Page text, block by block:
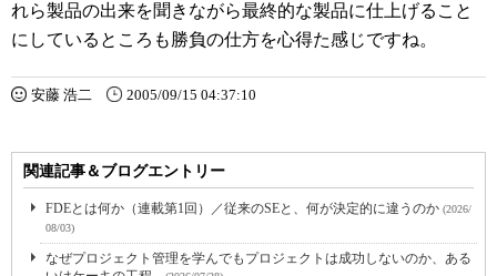
れら製品の出来を聞きながら最終的な製品に仕上げること
にしているところも勝負の仕方を心得た感じですね。
安藤 浩二 2005/09/15 04:37:10
関連記事＆ブログエントリー
FDEとは何か（連載第1回）／従来のSEと、何が決定的に違うのか (2026/
08/03)
なぜプロジェクト管理を学んでもプロジェクトは成功しないのか、ある